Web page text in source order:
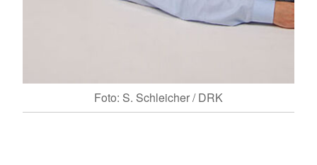
Foto: S. Schleicher / DRK